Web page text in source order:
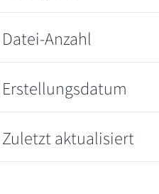
Datei-Anzahl
Erstellungsdatum
Zuletzt aktualisiert